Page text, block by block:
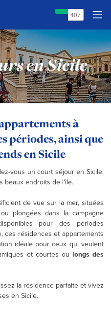
en Sicile
à
périodes, ainsi que
en Sicile
vous un court séjour en Sicile,
beaux endroits de l'île.
de vue sur la mer, situées
plongées dans la campagne
pour des périodes
ces résidences et appartements
idéale pour ceux qui veulent
et courtes ou longs des
la résidence parfaite et vivez
en Sicile.